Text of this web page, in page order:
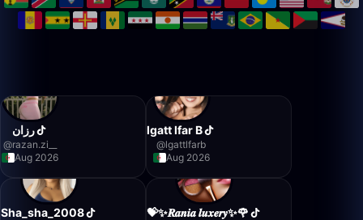
رزان
@razan.zi__
Aug 2026
lgatt lfar B
@lgattlfarb
Aug 2026
Sha_sha_2008 💝✨𝑹𝒂𝒏𝒊𝒂 𝒍𝒖𝒙𝒆𝒓𝒚✨🌹